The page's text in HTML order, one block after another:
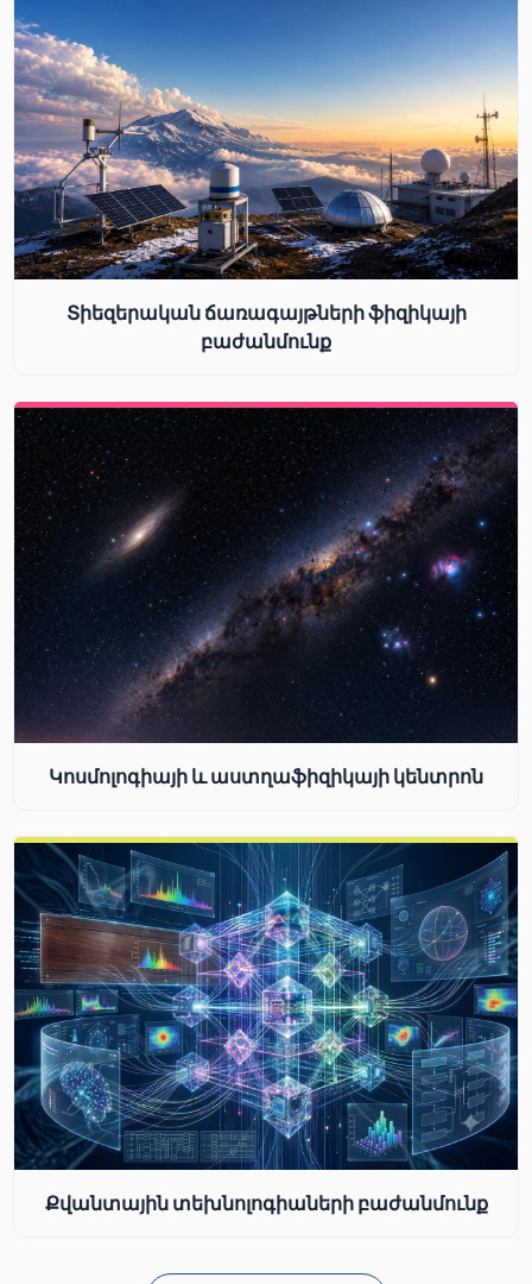
Տիեզերական ճառագայթների ֆիզիկայի
բաժանմունք
Կոսմոլոգիայի և աստղաֆիզիկայի կենտրոն
Քվանտային տեխնոլոգիաների բաժանմունք